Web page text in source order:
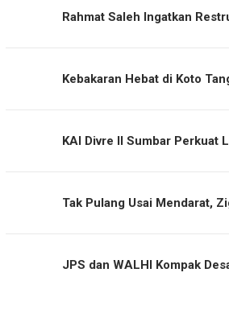
Rahmat Saleh Ingatkan
Kebakaran Hebat di Koto
KAI Divre II Sumbar Perkuat
Tak Pulang Usai Mendarat,
JPS dan WALHI Kompak